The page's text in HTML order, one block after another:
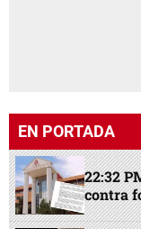
EN PORTADA
22:32
contra